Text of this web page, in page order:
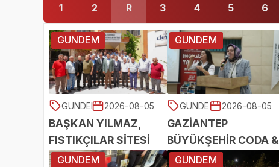
1 2 R 3 4 5 6
GUNDEM
2026-08-05
22:02
BAŞKAN YILMAZ,
FISTIKÇILAR SİTESİ
ESNAFIYLA BULUŞTU
GUNDEM
GUNDEM
2026-08-05
22:00
GAZİANTEP
BÜYÜKŞEHİR CODA &
COBA ÇOCUK EĞİTİM
GUNDEM
GUNDEM GUNDEM